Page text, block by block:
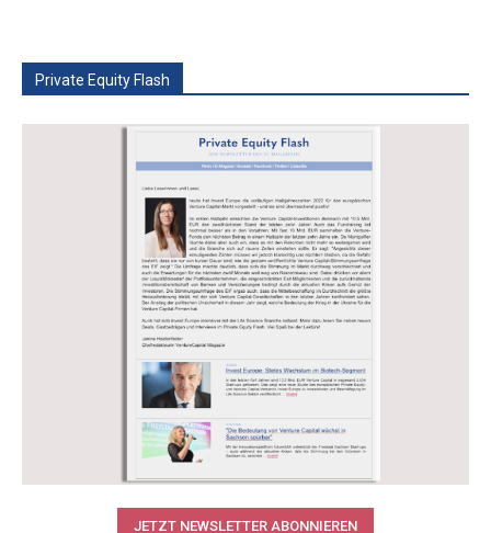
Private Equity Flash
JETZT NEWSLETTER ABONNIEREN